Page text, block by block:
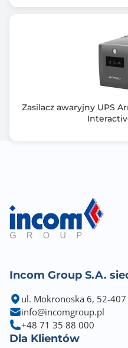
Zasilacz awaryjny UPS
Incom Group S.A.
ul. Mokronoska 6, 52-407
info@incomgroup.pl
+48 71 35 88 000
Dla Klientów